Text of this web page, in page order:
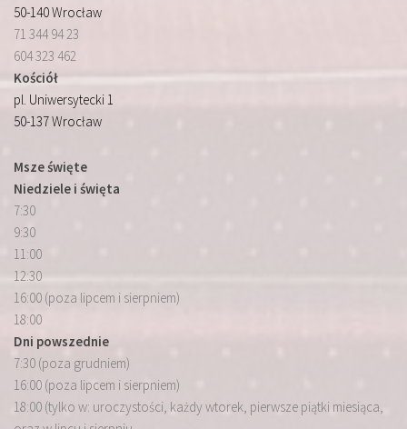
50-140 Wrocław
71 344 94 23
604 323 462
Kościół
pl. Uniwersytecki 1
50-137 Wrocław
Msze święte
Niedziele i święta
7:30
9:30
11:00
12:30
16:00 (poza lipcem i sierpniem)
18:00
Dni powszednie
7:30 (poza grudniem)
16:00 (poza lipcem i sierpniem)
18:00 (tylko w: uroczystości, każdy wtorek, pierwsze piątki miesiąca,